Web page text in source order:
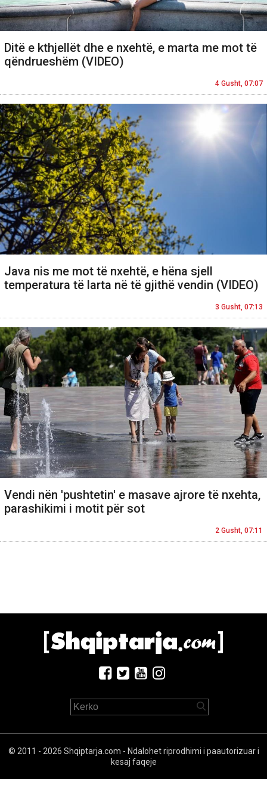
Ditë e kthjellët dhe e nxehtë, e marta me mot të
qëndrueshëm (VIDEO)
4 Gusht, 07:07
Java nis me mot të nxehtë, e hëna sjell
temperatura të larta në të gjithë vendin (VIDEO)
3 Gusht, 07:13
Vendi nën 'pushtetin' e masave ajrore të nxehta,
parashikimi i motit për sot
2 Gusht, 07:11
© 2011 - 2026 Shqiptarja.com - Ndalohet riprodhimi i paautorizuar i
kesaj faqeje